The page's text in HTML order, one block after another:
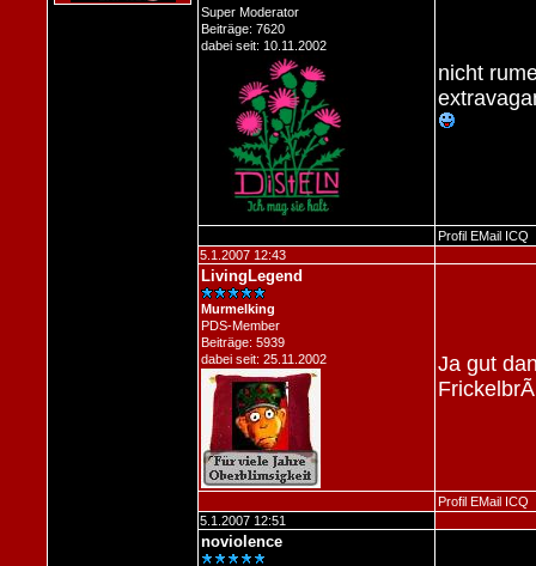
Super Moderator
Beiträge: 7620
dabei seit: 10.11.2002
nicht
Profil EMail ICQ
5.1.2007 12:43
LivingLegend
Murmelking
PDS-Member
Beiträge: 5939
dabei seit: 25.11.2002
Ja gut
Profil EMail ICQ
5.1.2007 12:51
noviolence